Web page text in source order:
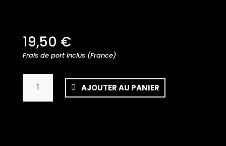
19,50 €
Frais de port inclus (France)
Denez
AJOUTER AU PANIER